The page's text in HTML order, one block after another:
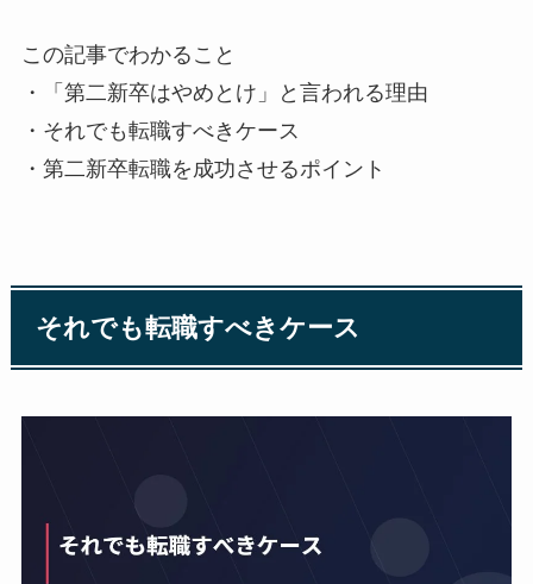
この記事でわかること
・「第二新卒はやめとけ」と言われる理由
・それでも転職すべきケース
・第二新卒転職を成功させるポイント
それでも転職すべきケース